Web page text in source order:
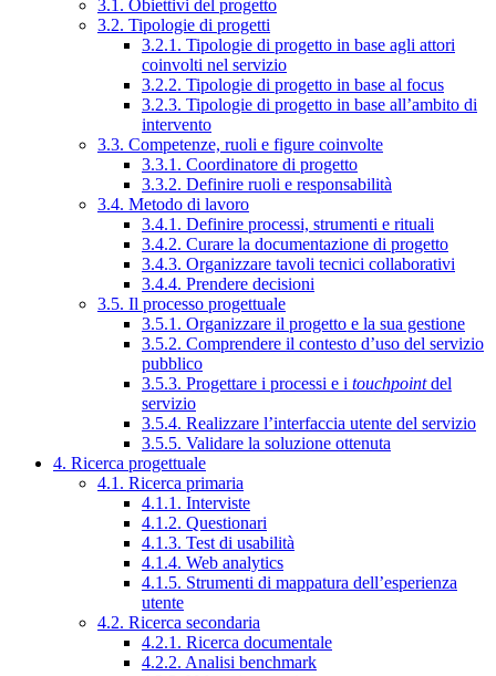
3.1. Obiettivi del progetto
3.2. Tipologie di progetti
3.2.1. Tipologie di progetto in base agli attori
coinvolti nel servizio
3.2.2. Tipologie di progetto in base al focus
3.2.3. Tipologie di progetto in base all’ambito di
intervento
3.3. Competenze, ruoli e figure coinvolte
3.3.1. Coordinatore di progetto
3.3.2. Definire ruoli e responsabilità
3.4. Metodo di lavoro
3.4.1. Definire processi, strumenti e rituali
3.4.2. Curare la documentazione di progetto
3.4.3. Organizzare tavoli tecnici collaborativi
3.4.4. Prendere decisioni
3.5. Il processo progettuale
3.5.1. Organizzare il progetto e la sua gestione
3.5.2. Comprendere il contesto d’uso del servizio
pubblico
3.5.3. Progettare i processi e i touchpointdel
servizio
3.5.4. Realizzare l’interfaccia utente del servizio
3.5.5. Validare la soluzione ottenuta
4. Ricerca progettuale
4.1. Ricerca primaria
4.1.1. Interviste
4.1.2. Questionari
4.1.3. Test di usabilità
4.1.4. Web analytics
4.1.5. Strumenti di mappatura dell’esperienza
utente
4.2. Ricerca secondaria
4.2.1. Ricerca documentale
4.2.2. Analisi benchmark